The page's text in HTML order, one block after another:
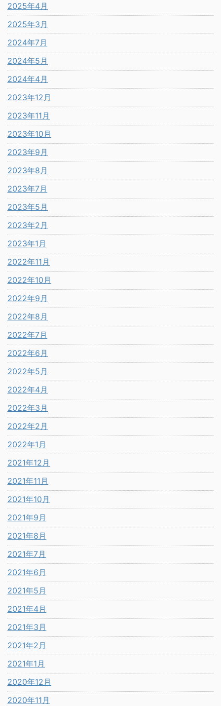
2025年4月
2025年3月
2024年7月
2024年5月
2024年4月
2023年12月
2023年11月
2023年10月
2023年9月
2023年8月
2023年7月
2023年5月
2023年2月
2023年1月
2022年11月
2022年10月
2022年9月
2022年8月
2022年7月
2022年6月
2022年5月
2022年4月
2022年3月
2022年2月
2022年1月
2021年12月
2021年11月
2021年10月
2021年9月
2021年8月
2021年7月
2021年6月
2021年5月
2021年4月
2021年3月
2021年2月
2021年1月
2020年12月
2020年11月